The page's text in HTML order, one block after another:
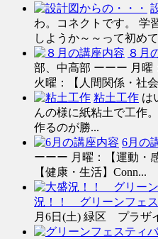
わ。コネクトです。 学
しようか～～って初め
８月
部、中高部 ーーー 月
火曜：【人間関係・社
粘土工作 は
んの様に紙粘土で工作
作るのが勝...
6月の
ーーー 月曜：【運動・
【健康・生活】Conn...
況！！ グリーンフェ
月6日(土) 緑区 プラザ